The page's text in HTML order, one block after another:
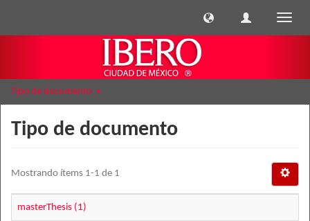
Tipo de documento
Tipo de documento
Mostrando ítems 1-1 de 1
masterThesis (1)